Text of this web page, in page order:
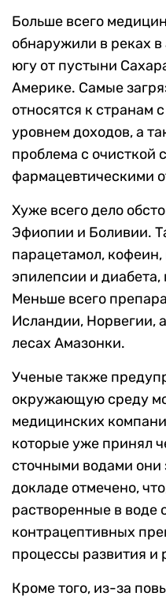
Больше всего
обнаружили в реках
югу от пустыни
Америке. Самые
относятся к странам
уровнем доходов, а
проблема с очисткой
фармацевтическими
Хуже всего дело
Эфиопии и Боливии.
парацетамол,
эпилепсии и диабета,
Меньше всего
Исландии, Норвегии,
лесах Амазонки.
Ученые также
окружающую среду
медицинских
которые уже принял
сточными водами они
докладе отмечено,
растворенные в воде
контрацептивных
процессы развития
Кроме того, из-за